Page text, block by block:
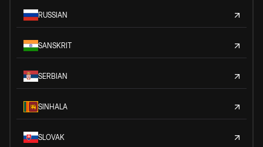
RUSSIAN
SANSKRIT
SERBIAN
SINHALA
SLOVAK